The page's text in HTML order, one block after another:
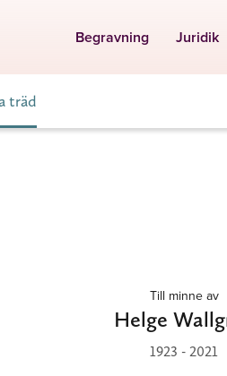
Begravning Juridik
träd
Till minne av
Helge
1923 - 2021